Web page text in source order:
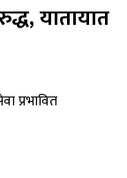
यातायात